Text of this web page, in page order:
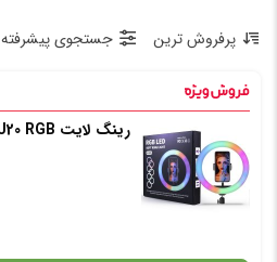
پرفروش ترین جستجوی پیشرفته
رینگ لایت MJ20 RGB همراه پایه کوچک